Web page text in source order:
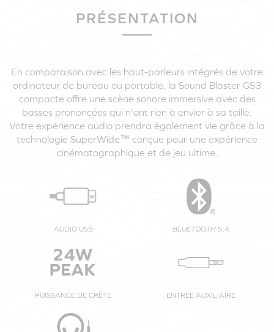
PRÉSENTATION
En comparaison avec les haut-parleurs intégrés de votre
ordinateur de bureau ou portable, la Sound Blaster GS3
compacte offre une scène sonore immersive avec des
basses prononcées qui n'ont rien à envier à sa taille.
Votre expérience audio prendra également vie grâce à la
technologie SuperWide™ conçue pour une expérience
cinématographique et de jeu ultime.
AUDIO USB BLUETOOTH 5.4
PUISSANCE DE CRÊTE ENTRÉE AUXILIAIRE